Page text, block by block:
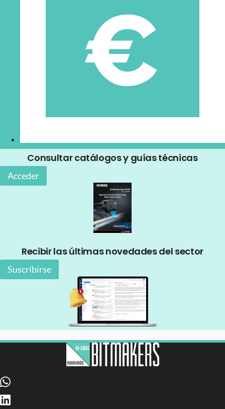
Consultar catálogos y guías técnicas
Acceder
Recibir las últimas novedades del sector
Suscribirse